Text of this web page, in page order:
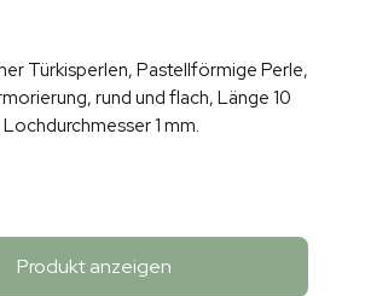
Türkisperlen, Pastellförmige Perle,
rund und flach, Länge 10
1 mm.
Produkt anzeigen